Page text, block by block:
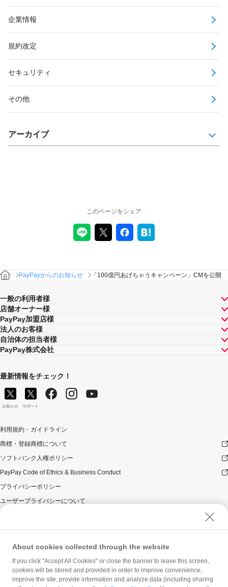
企業情報
規約改定
セキュリティ
その他
アーカイブ
このページをシェア
PayPayからのお知らせ 「100億円あげちゃうキャンペーン」CMを公開
一般の利用者様
店舗オーナー様
PayPay加盟店様
法人のお客様
自治体の担当者様
PayPay株式会社
最新情報をチェック！
お知らせ サポート
利用規約・ガイドライン
商標・登録商標について
ソフトバンク人権ポリシー
PayPay Code of Ethics & Business Conduct
プライバシーポリシー
ユーザープライバシーについて
ウェブサイト利用規約
反社会的勢力に対する方針
勧誘方針
マネロン等基本方針
About cookies collected through the website
If you click "Accept All Cookies" or close the banner to leave this screen,
cookies will be stored and provided in order to improve convenience,
improve the site, provide information and analyze data (including sharing